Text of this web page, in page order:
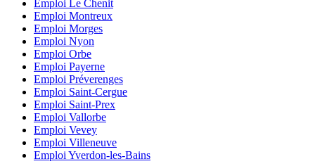
Emploi Le Chenit
Emploi Montreux
Emploi Morges
Emploi Nyon
Emploi Orbe
Emploi Payerne
Emploi Préverenges
Emploi Saint-Cergue
Emploi Saint-Prex
Emploi Vallorbe
Emploi Vevey
Emploi Villeneuve
Emploi Yverdon-les-Bains